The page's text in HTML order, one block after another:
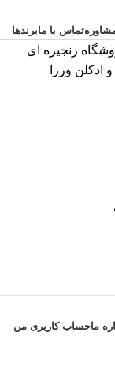
تماس با مابرندها
ماحساب کاربری من